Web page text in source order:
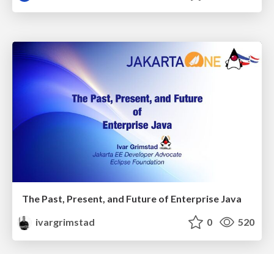
The Past, Present, and Future of Enterprise Java
ivargrimstad
0 520